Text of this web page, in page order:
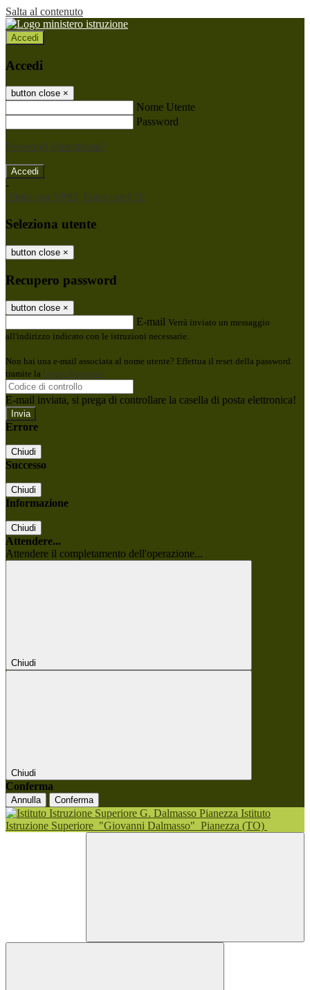
Salta al contenuto
Accedi
Accedi
button close ×
Nome Utente
Password
Password dimenticata?
-
Entra con SPID Entra con CIE
Seleziona utente
button close ×
Recupero password
button close ×
E-mail Verrà inviato un messaggio
all'indirizzo indicato con le istruzioni necessarie.
Non hai una e-mail associata al nome utente? Effettua il reset della password
tramite la Login Spaggiari
E-mail inviata, si prega di controllare la casella di posta elettronica!
Errore
Chiudi
Successo
Chiudi
Informazione
Chiudi
Attendere...
Attendere il completamento dell'operazione...
Chiudi
Chiudi
Conferma
Annulla Conferma
Istituto
Istruzione Superiore "Giovanni Dalmasso" Pianezza (TO)